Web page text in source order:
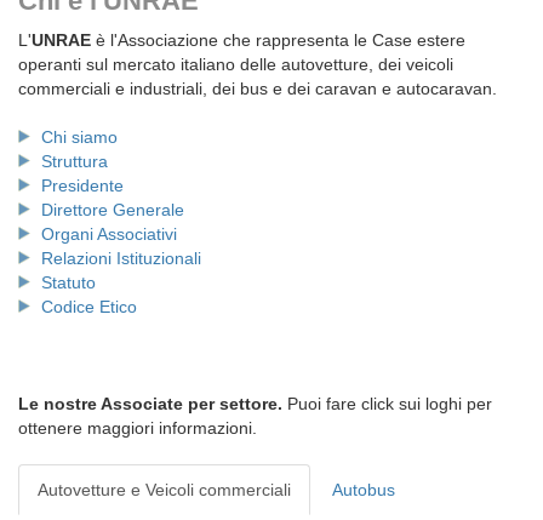
L'UNRAE è l'Associazione che rappresenta le Case estere
operanti sul mercato italiano delle autovetture, dei veicoli
commerciali e industriali, dei bus e dei caravan e autocaravan.
Chi siamo
Struttura
Presidente
Direttore Generale
Organi Associativi
Relazioni Istituzionali
Statuto
Codice Etico
Le nostre Associate per settore. Puoi fare click sui loghi per
ottenere maggiori informazioni.
Autovetture e Veicoli commerciali Autobus